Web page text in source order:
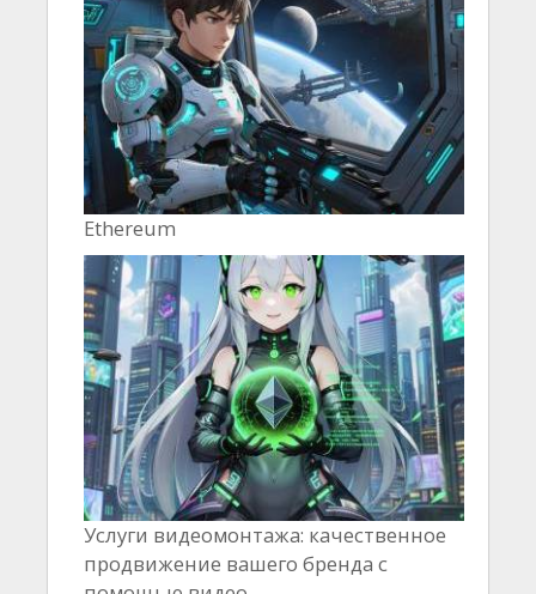
Ethereum
Услуги видеомонтажа: качественное
продвижение вашего бренда с